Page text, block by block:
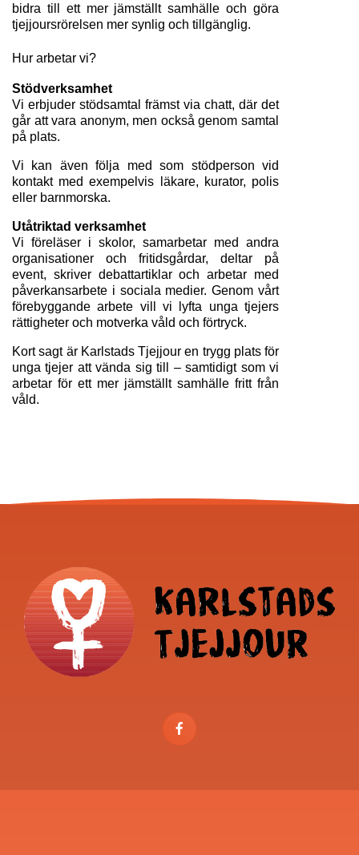
bidra till ett mer jämställt samhälle och göra
tjejjoursrörelsen mer synlig och tillgänglig.
Hur arbetar vi?
Stödverksamhet
Vi erbjuder stödsamtal främst via chatt, där det
går att vara anonym, men också genom samtal
på plats.
Vi kan även följa med som stödperson vid
kontakt med exempelvis läkare, kurator, polis
eller barnmorska.
Utåtriktad verksamhet
Vi föreläser i skolor, samarbetar med andra
organisationer och fritidsgårdar, deltar på
event, skriver debattartiklar och arbetar med
påverkansarbete i sociala medier. Genom vårt
förebyggande arbete vill vi lyfta unga tjejers
rättigheter och motverka våld och förtryck.
Kort sagt är Karlstads Tjejjour en trygg plats för
unga tjejer att vända sig till – samtidigt som vi
arbetar för ett mer jämställt samhälle fritt från
våld.